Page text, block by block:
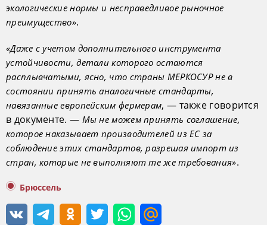
экологические нормы и несправедливое рыночное
преимущество».
«Даже с учетом дополнительного инструмента
устойчивости, детали которого остаются
расплывчатыми, ясно, что страны МЕРКОСУР не в
состоянии принять аналогичные стандарты,
навязанные европейским фермерам, — также говорится
в документе. — Мы не можем принять соглашение,
которое наказывает производителей из ЕС за
соблюдение этих стандартов, разрешая импорт из
стран, которые не выполняют те же требования».
Брюссель